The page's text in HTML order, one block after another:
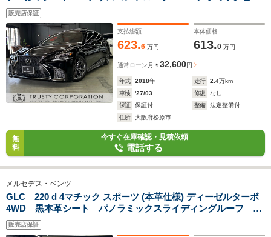
ーモニター ヘッドアップディスプレイ ベンチレーター シ
ートヒーター パワートランク 追従クルーズコントロール
販売店保証
支払総額
623.6 万円
本体価格
613.0 万円
通常ローン 月々32,600円
年式 2018年 走行 2.4万km
車検
'27/03 修復
なし
保証
保証付 整備
法定整備付
住所
大阪府松原市
無
料
今すぐ在庫確認・見積依頼
電話する
メルセデス・ベンツ
GLC 220 d 4マチック スポーツ (本革仕様) ディーゼルターボ
4WD 黒本革シート パノラミックスライディングルーフ ブ
ルメスターサウンド ヘッドアップディスプレイ AMG19イン
チAW シートヒーター パワーシート パワートランク レ
販売店保証